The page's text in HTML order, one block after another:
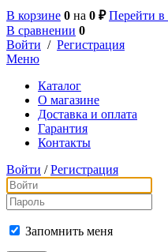
В корзине 0 на 0 ₽ Перейти в
В сравнении 0
Войти / Регистрация
Меню
Каталог
О магазине
Доставка и оплата
Гарантия
Контакты
Войти / Регистрация
Запомнить меня